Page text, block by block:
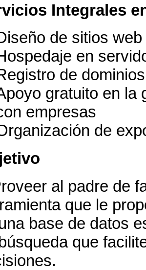
Integrales
de sitios web
en
de dominios
gratuito en la
empresas
de
al padre de
que le
base de datos
que